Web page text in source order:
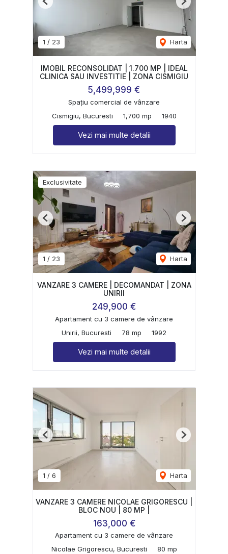
1 / 23 Harta
Previous Next
IMOBIL RECONSOLIDAT | 1.700 MP | IDEAL
CLINICA SAU INVESTITIE | ZONA CISMIGIU
5,499,999 €
Spațiu comercial de vânzare
Cismigiu, Bucuresti
1,700 mp 1940
Vezi mai multe detalii
Exclusivitate
1 / 23 Harta
Previous Next
VANZARE 3 CAMERE | DECOMANDAT | ZONA
UNIRII
249,900 €
Apartament cu 3 camere de vânzare
Unirii, Bucuresti
78 mp 1992
Vezi mai multe detalii
1 / 6 Harta
Previous Next
VANZARE 3 CAMERE NICOLAE GRIGORESCU |
BLOC NOU | 80 MP |
163,000 €
Apartament cu 3 camere de vânzare
Nicolae Grigorescu, Bucuresti
80 mp